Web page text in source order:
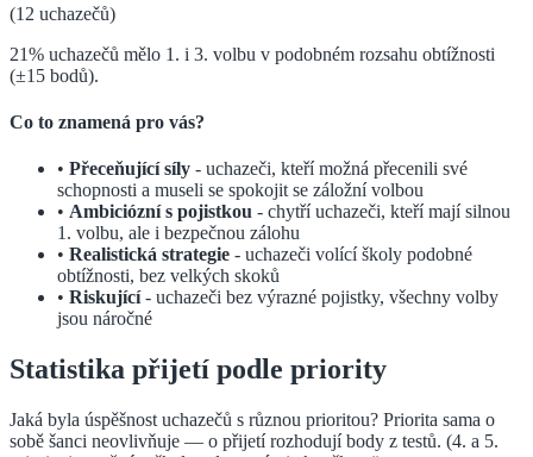
(12 uchazečů)
21% uchazečů mělo 1. i 3. volbu v podobném rozsahu obtížnosti
(±15 bodů).
Co to znamená pro vás?
• Přeceňující síly - uchazeči, kteří možná přecenili své
schopnosti a museli se spokojit se záložní volbou
• Ambiciózní s pojistkou - chytří uchazeči, kteří mají silnou
1. volbu, ale i bezpečnou zálohu
• Realistická strategie - uchazeči volící školy podobné
obtížnosti, bez velkých skoků
• Riskující- uchazeči bez výrazné pojistky, všechny volby
jsou náročné
Statistika přijetí podle priority
Jaká byla úspěšnost uchazečů s různou prioritou? Priorita sama o
sobě šanci neovlivňuje — o přijetí rozhodují body z testů. (4. a 5.